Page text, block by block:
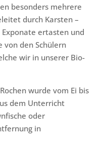
besonders mehrere
durch Karsten –
ertasten und
von den Schülern
wir in unserer Bio-
wurde vom Ei bis
dem Unterricht
oder
in